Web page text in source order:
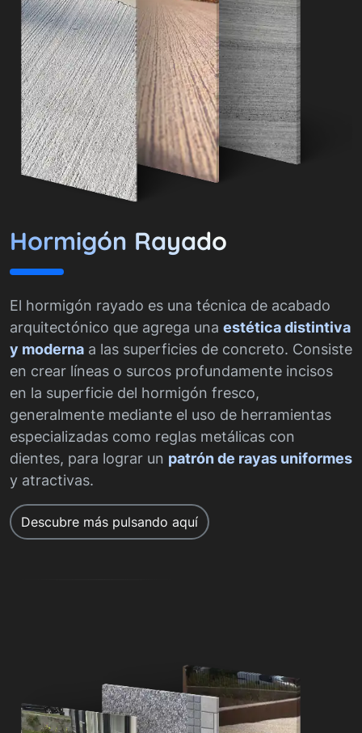
Hormigón Rayado
El hormigón rayado es una técnica de acabado
arquitectónico que agrega una estética distintiva
y moderna a las superficies de concreto. Consiste
en crear líneas o surcos profundamente incisos
en la superficie del hormigón fresco,
generalmente mediante el uso de herramientas
especializadas como reglas metálicas con
dientes, para lograr un patrón de rayas uniformes
y atractivas.
Descubre más pulsando aquí